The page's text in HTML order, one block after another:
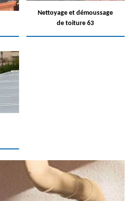
Nettoyage et démoussage
de toiture 63